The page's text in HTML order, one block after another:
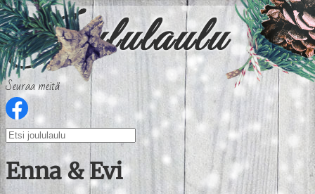
Seuraa meitä
Enna & Evi